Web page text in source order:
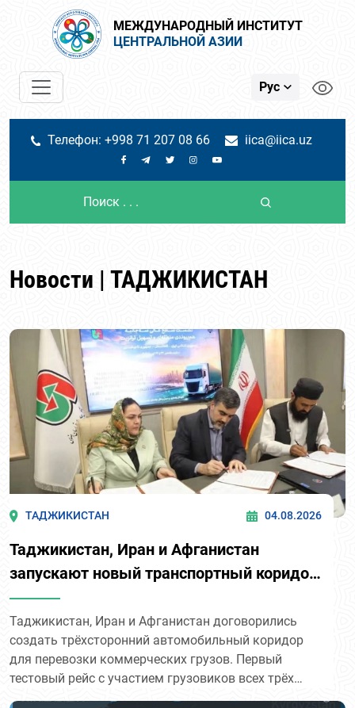
МЕЖДУНАРОДНЫЙ ИНСТИТУТ
ЦЕНТРАЛЬНОЙ АЗИИ
Рус
Телефон: +998 71 207 08 66 iica@iica.uz
Новости | ТАДЖИКИСТАН
ТАДЖИКИСТАН 04.08.2026
Таджикистан, Иран и Афганистан
запускают новый транспортный коридор
для грузоперевозок
Таджикистан, Иран и Афганистан договорились
создать трёхсторонний автомобильный коридор
для перевозки коммерческих грузов. Первый
тестовый рейс с участием грузовиков всех трёх
стран планируют провести уже в течение месяца.